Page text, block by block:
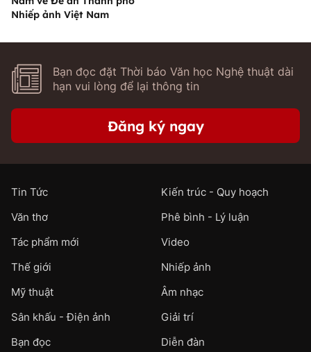
Nhiếp ảnh Việt Nam
Bạn đọc đặt Thời báo Văn học Nghệ thuật dài
hạn vui lòng để lại thông tin
Đăng ký ngay
Tin Tức
Kiến trúc - Quy hoạch
Văn thơ
Phê bình - Lý luận
Tác phẩm mới
Video
Thế giới
Nhiếp ảnh
Mỹ thuật
Âm nhạc
Sân khấu - Điện ảnh
Giải trí
Bạn đọc
Diễn đàn